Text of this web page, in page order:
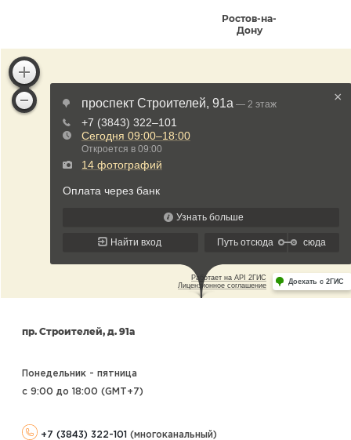
Ростов-на-
Дону
пр. Строителей, д. 91а
Понедельник - пятница
с 9:00 до 18:00 (GMT+7)
+7 (3843) 322-101 (многоканальный)